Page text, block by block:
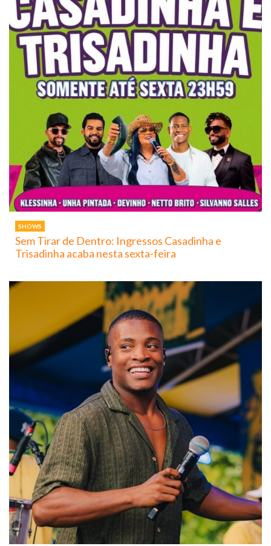
SHOWS
Sem Tirar de Dentro: Ingressos Casadinha e
Trisadinha acaba nesta sexta-feira